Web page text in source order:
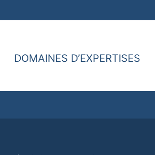
DOMAINES D’EXPERTISES